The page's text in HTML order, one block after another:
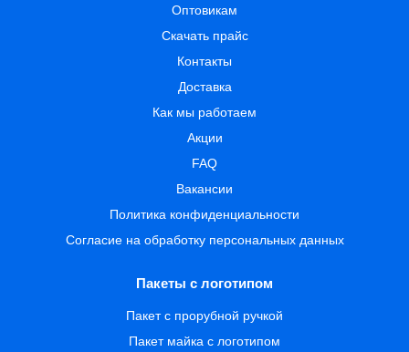
Оптовикам
Скачать прайс
Контакты
Доставка
Как мы работаем
Акции
FAQ
Вакансии
Политика конфиденциальности
Согласие на обработку персональных данных
Пакеты с логотипом
Пакет с прорубной ручкой
Пакет майка с логотипом